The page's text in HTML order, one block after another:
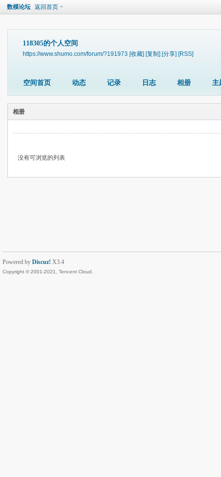
数模论坛 返回首页
118305的个人空间
https://www.shumo.com/forum/?191973 [收藏] [复制] [分享] [RSS]
空间首页 动态 记录 日志 相册 主
相册
没有可浏览的列表
Powered by Discuz! X3.4
Copyright © 2001-2021, Tencent Cloud.